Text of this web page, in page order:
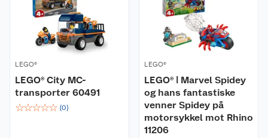
LEGO®
LEGO® City MC-
transporter 60491
☆☆☆☆☆ (0)
LEGO®
LEGO® ǀ Marvel Spidey
og hans fantastiske
venner Spidey på
motorsykkel mot Rhino
11206